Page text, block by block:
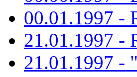
00.01.1997 -
21.01.1997 -
21.01.1997 -